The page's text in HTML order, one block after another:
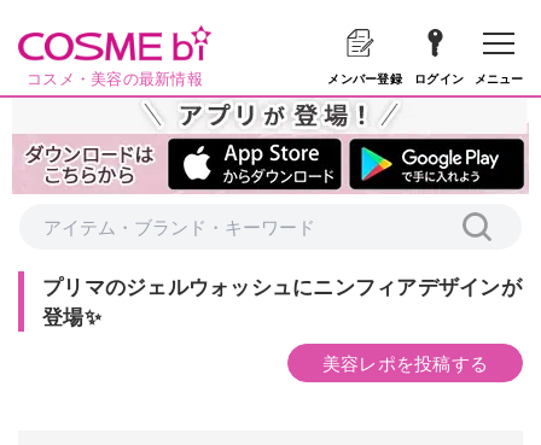
コスメ・美容の最新情報 メンバー登録 ログイン メニュー
プリマのジェルウォッシュにニンフィアデザインが
登場✨
美容レポを投稿する